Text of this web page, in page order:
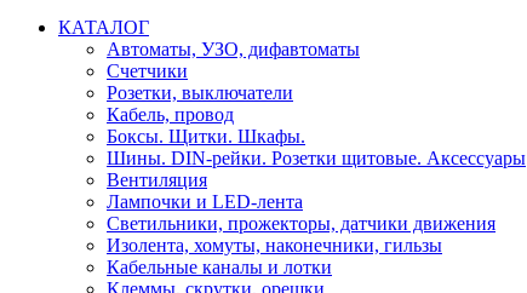
КАТАЛОГ
Автоматы, УЗО, дифавтоматы
Счетчики
Розетки, выключатели
Кабель, провод
Боксы. Щитки. Шкафы.
Шины. DIN-рейки. Розетки щитовые. Аксессуары
Вентиляция
Лампочки и LED-лента
Светильники, прожекторы, датчики движения
Изолента, хомуты, наконечники, гильзы
Кабельные каналы и лотки
Клеммы, скрутки, орешки